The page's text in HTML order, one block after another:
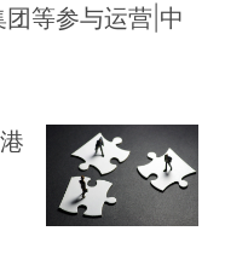
等参与运营|中